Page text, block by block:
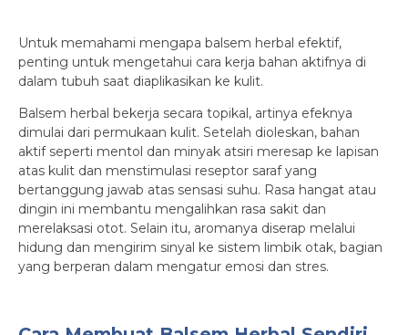
Untuk memahami mengapa balsem herbal efektif,
penting untuk mengetahui cara kerja bahan aktifnya di
dalam tubuh saat diaplikasikan ke kulit.
Balsem herbal bekerja secara topikal, artinya efeknya
dimulai dari permukaan kulit. Setelah dioleskan, bahan
aktif seperti mentol dan minyak atsiri meresap ke lapisan
atas kulit dan menstimulasi reseptor saraf yang
bertanggung jawab atas sensasi suhu. Rasa hangat atau
dingin ini membantu mengalihkan rasa sakit dan
merelaksasi otot. Selain itu, aromanya diserap melalui
hidung dan mengirim sinyal ke sistem limbik otak, bagian
yang berperan dalam mengatur emosi dan stres.